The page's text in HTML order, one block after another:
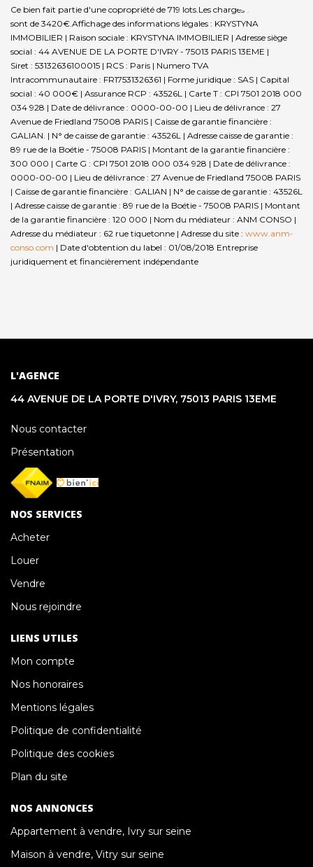
Ce bien fait partie d'une copropriété de 719 lots.Les charges annuelles
sont de 3420€. Affichage des informations légales : KRYSTYNA
IMMOBILIER | Raison sociale : KRYSTYNA IMMOBILIER | Adresse siège
social : 44 AVENUE DE LA PORTE D'IVRY - 75013 PARIS 13EME |
Siret : 53132636100015 | RCS : Paris | Numero TVA
Intracommunautaire : FR17531326361 | Forme juridique : SAS | Capital
social : 40 000€ | Assurance RCP : 43526L | Carte T : CPI 7501 2018 000
034 928 | Date de délivrance : 0000-00-00 | Lieu de délivrance : 27
Avenue de Friedland 75008 PARIS | Caisse de garantie financière :
GALIAN. | N° de caisse de garantie : 43526L | Adresse caisse de garantie :
89 rue de la Boétie - 75008 PARIS | Montant de la garantie financière :
300 000 | Carte G : CPI 7501 2018 000 034 928 | Date de délivrance :
0000-00-00 | Lieu de délivrance : 27 Avenue de Friedland 75008 PARIS
| Caisse de garantie financière : GALIAN | N° de caisse de garantie : 43526L
| Adresse caisse de garantie : 89 rue de la Boétie - 75008 PARIS | Montant
de la garantie financière : 120 000 | Nom du médiateur : ANM CONSO |
Adresse du médiateur : 62 rue tiquetonne | Adresse du site : www.anm-
conso.com | Date d'obtention du label : 01/08/2018 Entreprise
juridiquement et financièrement indépendante
L'AGENCE
44 AVENUE DE LA PORTE D'IVRY, 75013 PARIS 13EME
Nous contacter
Présentation
NOS SERVICES
Acheter
Louer
Vendre
Nous rejoindre
LIENS UTILES
Mon compte
Nos honoraires
Mentions légales
Politique de confidentialité
Politique des cookies
Plan du site
NOS ANNONCES
Appartement à vendre, Ivry sur seine
Maison à vendre, Vitry sur seine